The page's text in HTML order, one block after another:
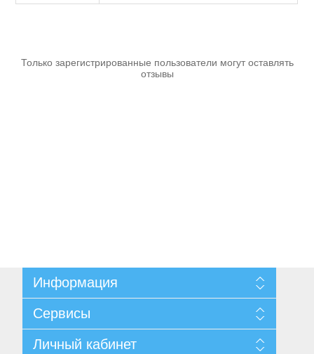
Только зарегистрированные пользователи могут оставлять
отзывы
Информация
Доставка и возврат
Согласие на обработку персональных данных
Условия использования
Сервисы
Архив новостей
Личный кабинет